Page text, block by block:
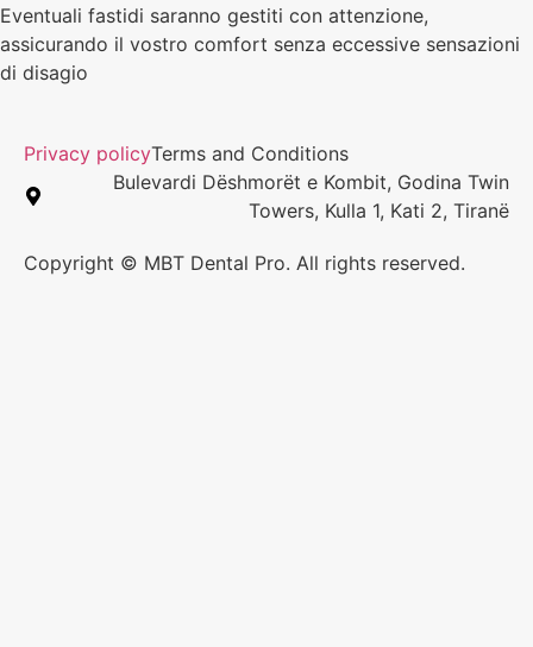
Eventuali fastidi saranno gestiti con attenzione,
assicurando il vostro comfort senza eccessive sensazioni
di disagio
Copyright © MBT Dental Pro. All rights reserved.
Privacy policyTerms and Conditions
Bulevardi Dëshmorët e Kombit, Godina Twin
Towers, Kulla 1, Kati 2, Tiranë